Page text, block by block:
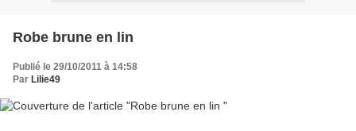
Robe brune en lin
Publié le 29/10/2011 à 14:58
Par Lilie49